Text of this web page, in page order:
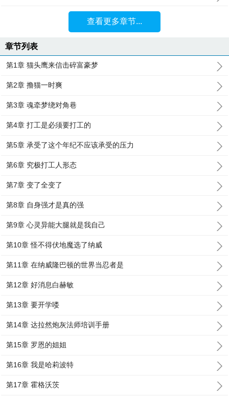
查看更多章节...
章节列表
第1章 猫头鹰来信击碎富豪梦
第2章 撸猫一时爽
第3章 魂牵梦绕对角巷
第4章 打工是必须要打工的
第5章 承受了这个年纪不应该承受的压力
第6章 究极打工人形态
第7章 变了全变了
第8章 自身强才是真的强
第9章 心灵异能大腿就是我自己
第10章 怪不得伏地魔选了纳威
第11章 在纳威隆巴顿的世界当忍者是
第12章 好消息白赫敏
第13章 要开学喽
第14章 达拉然炮灰法师培训手册
第15章 罗恩的姐姐
第16章 我是哈莉波特
第17章 霍格沃茨